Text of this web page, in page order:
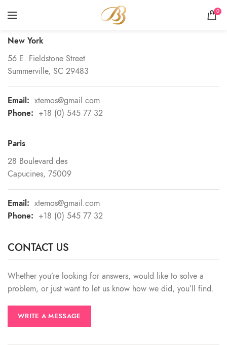
0
OUR ADDRESS
New York
56 E. Fieldstone Street
Summerville, SC 29483
Email: xtemos@gmail.com
Phone: +18 (0) 545 77 32
Paris
28 Boulevard des
Capucines, 75009
Email: xtemos@gmail.com
Phone: +18 (0) 545 77 32
CONTACT US
Whether you’re looking for answers, would like to solve a
problem, or just want to let us know how we did, you’ll find.
WRITE A MESSAGE